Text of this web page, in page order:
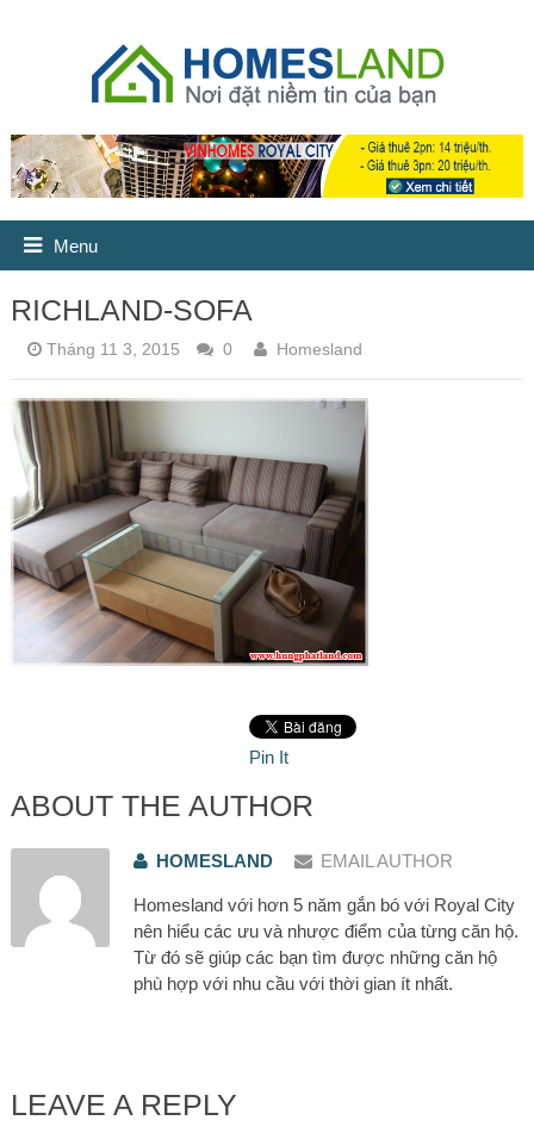
Menu
RICHLAND-SOFA
Tháng 11 3, 2015 0 Homesland
Pin It
ABOUT THE AUTHOR
HOMESLAND EMAIL AUTHOR
Homesland với hơn 5 năm gắn bó với Royal City
nên hiểu các ưu và nhược điểm của từng căn hộ.
Từ đó sẽ giúp các bạn tìm được những căn hộ
phù hợp với nhu cầu với thời gian ít nhất.
LEAVE A REPLY